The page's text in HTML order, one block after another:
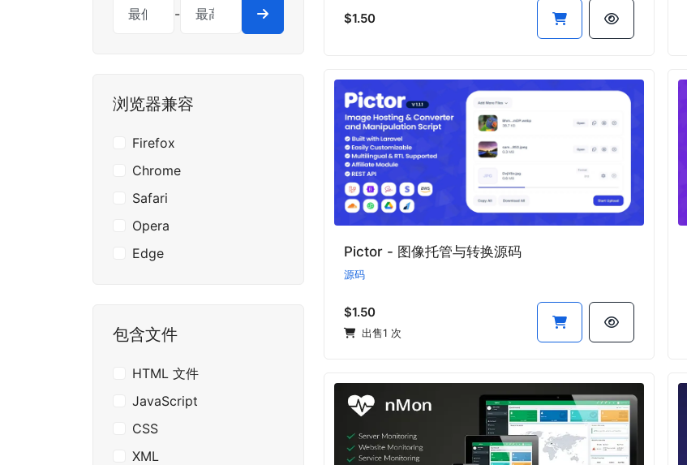
-
浏览器兼容
Firefox
Chrome
Safari
Opera
Edge
包含文件
HTML 文件
JavaScript
CSS
XML
$1.50
Pictor - 图像托管与转换源码
源码
$1.50
出售1 次